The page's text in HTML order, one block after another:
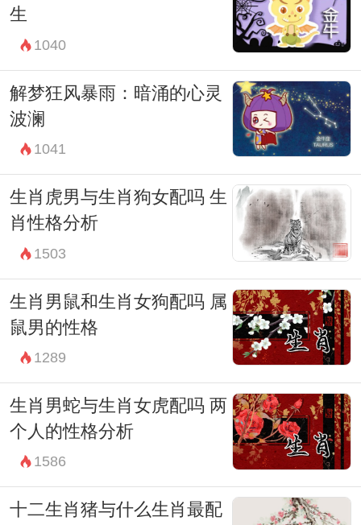
生
1040
解梦狂风暴雨：暗涌的心灵
波澜
1041
生肖虎男与生肖狗女配吗 生
肖性格分析
1503
生肖男鼠和生肖女狗配吗 属
鼠男的性格
1289
生肖男蛇与生肖女虎配吗 两
个人的性格分析
1586
十二生肖猪与什么生肖最配